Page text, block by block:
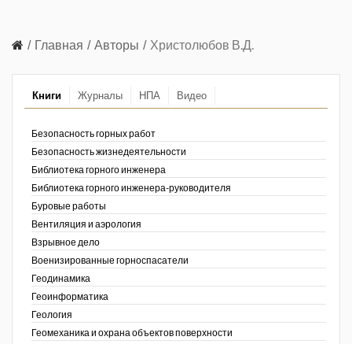
Главная Авторы Христолюбов В.Д.
Книги Журналы НПА Видео
Безопасность горных работ
Безопасность жизнедеятельности
Библиотека горного инженера
Библиотека горного инженера-руководителя
Буровые работы
Вентиляция и аэрология
Взрывное дело
Военизированные горноспасатели
Геодинамика
Геоинформатика
Геология
Геомеханика и охрана объектов поверхности
атомному надзору
Маркшейдерия и недропользование
Медицина катастроф
Минеральные ресурсы России
Нефтегазовые технологии
Нефтегазовая вертикаль